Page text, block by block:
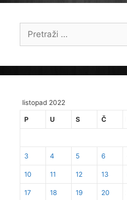
listopad 2022
P U S Č
3 4 5 6
10 11 12 13
17 18 19 20